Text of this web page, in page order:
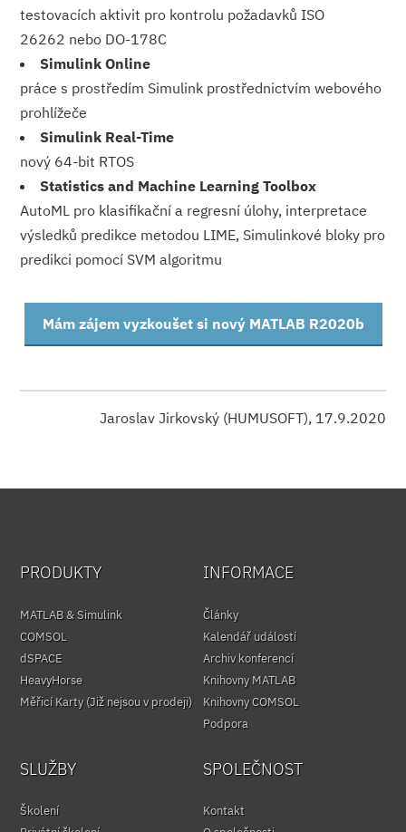
testovacích aktivit pro kontrolu požadavků ISO
26262 nebo DO-178C
Simulink Online
práce s prostředím Simulink prostřednictvím webového
prohlížeče
Simulink Real-Time
nový 64-bit RTOS
Statistics and Machine Learning Toolbox
AutoML pro klasifikační a regresní úlohy, interpretace
výsledků predikce metodou LIME, Simulinkové bloky pro
predikci pomocí SVM algoritmu
Mám zájem vyzkoušet si nový MATLAB R2020b
Jaroslav Jirkovský (HUMUSOFT), 17.9.2020
PRODUKTY
MATLAB & Simulink
COMSOL
dSPACE
HeavyHorse
Měřicí Karty (Již nejsou v prodeji)
INFORMACE
Články
Kalendář událostí
Archiv konferencí
Knihovny MATLAB
Knihovny COMSOL
Podpora
SLUŽBY
Školení
SPOLEČNOST
Kontakt